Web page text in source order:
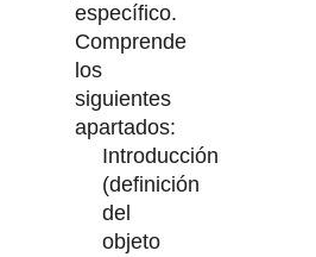
específico.
Comprende
los
siguientes
apartados:
Introducción
(definición
del
objeto